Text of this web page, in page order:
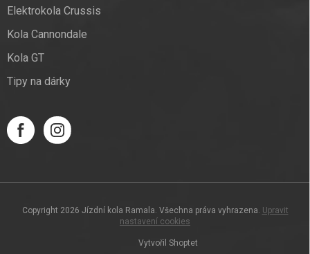
Elektrokola Crussis
Kola Cannondale
Kola GT
Tipy na dárky
Vytvořil Shoptet
Copyright 2026 Jízdní kola Ramala. Všechna práva vyhrazena. Upravit
nastavení cookies